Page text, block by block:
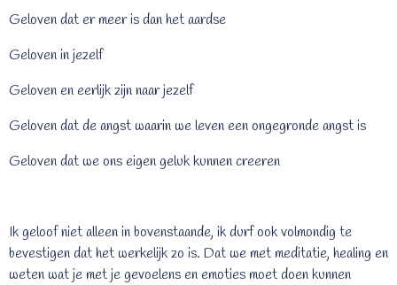
Geloven dat er meer is dan het aardse
Geloven in jezelf
Geloven en eerlijk zijn naar jezelf
Geloven dat de angst waarin we leven een ongegronde angst is
Geloven dat we ons eigen geluk kunnen creeren
Ik geloof niet alleen in bovenstaande, ik durf ook volmondig te
bevestigen dat het werkelijk zo is. Dat we met meditatie, healing en
weten wat je met je gevoelens en emoties moet doen kunnen